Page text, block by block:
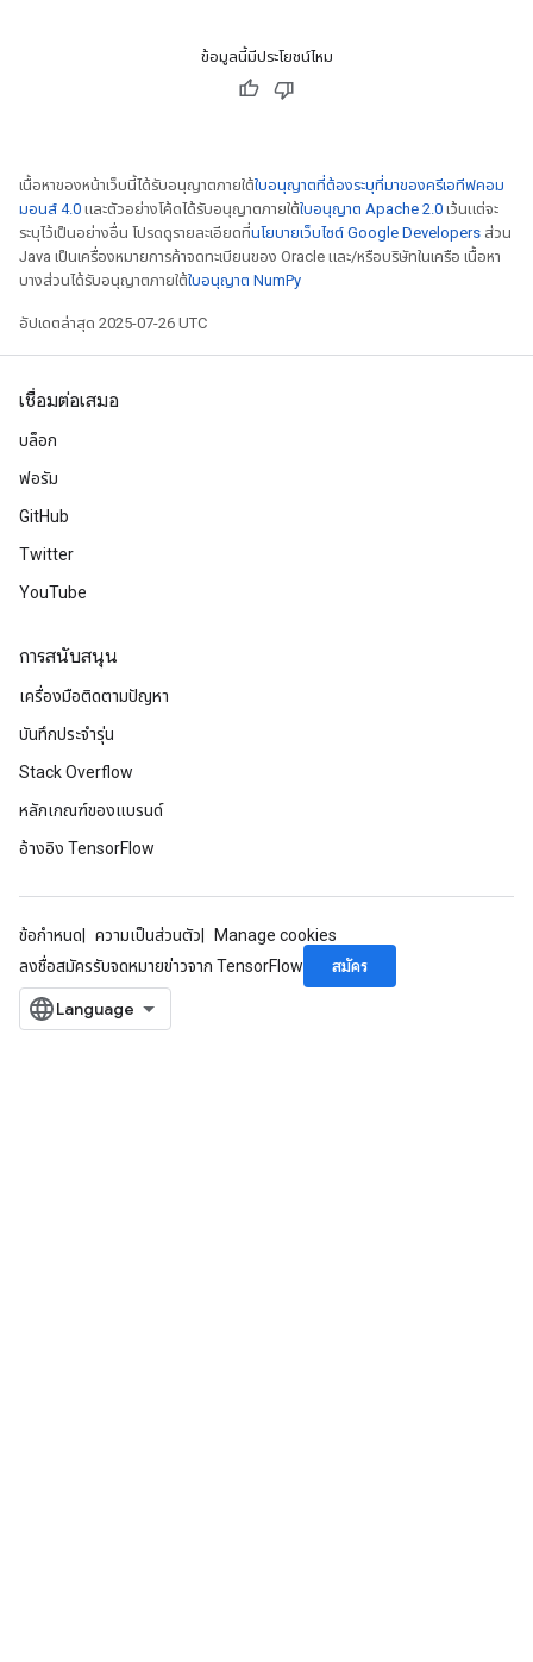
ข้อมูลนี้มีประโยชน์ไหม
เนื้อหาของหน้าเว็บนี้ได้รับอนุญาตภายใต้ใบอนุญาตที่ต้องระบุที่มาของครีเอทีฟคอม
มอนส์ 4.0 และตัวอย่างโค้ดได้รับอนุญาตภายใต้ใบอนุญาต Apache 2.0 เว้นแต่จะ
ระบุไว้เป็นอย่างอื่น โปรดดูรายละเอียดที่นโยบายเว็บไซต์ Google Developers ส่วน
Java เป็นเครื่องหมายการค้าจดทะเบียนของ Oracle และ/หรือบริษัทในเครือ เนื้อหา
บางส่วนได้รับอนุญาตภายใต้ใบอนุญาต NumPy
อัปเดตล่าสุด 2025-07-26 UTC
เชื่อมต่อเสมอ
บล็อก
ฟอรัม
GitHub
Twitter
YouTube
การสนับสนุน
เครื่องมือติดตามปัญหา
บันทึกประจำรุ่น
Stack Overflow
หลักเกณฑ์ของแบรนด์
อ้างอิง TensorFlow
ข้อกำหนด ความเป็นส่วนตัว
Manage cookies
ลงชื่อสมัครรับจดหมายข่าวจาก TensorFlow
สมัคร